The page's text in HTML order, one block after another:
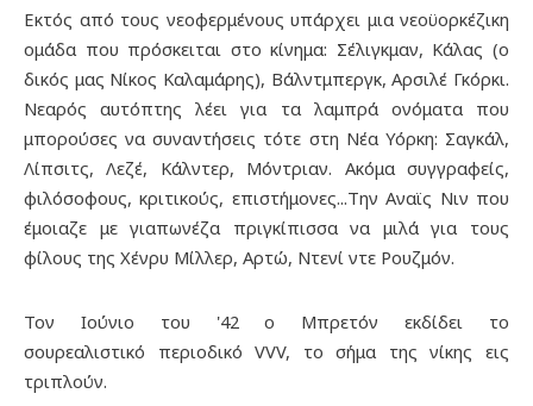
Εκτός από τους νεοφερμένους υπάρχει μια νεοϋορκέζικη
ομάδα που πρόσκειται στο κίνημα: Σέλιγκμαν, Κάλας (ο
δικός μας Νίκος Καλαμάρης), Βάλντμπεργκ, Αρσιλέ Γκόρκι.
Νεαρός αυτόπτης λέει για τα λαμπρά ονόματα που
μπορούσες να συναντήσεις τότε στη Νέα Υόρκη: Σαγκάλ,
Λίπσιτς, Λεζέ, Κάλντερ, Μόντριαν. Ακόμα συγγραφείς,
φιλόσοφους, κριτικούς, επιστήμονες...Την Αναϊς Νιν που
έμοιαζε με γιαπωνέζα πριγκίπισσα να μιλά για τους
φίλους της Χένρυ Μίλλερ, Αρτώ, Ντενί ντε Ρουζμόν.
Τον Ιούνιο του '42 ο Μπρετόν εκδίδει το
σουρεαλιστικό περιοδικό VVV, το σήμα της νίκης εις
τριπλούν.